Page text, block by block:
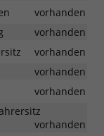
vorhanden
vorhanden
vorhanden
vorhanden
vorhanden
vorhanden